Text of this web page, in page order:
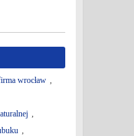
wrocław ,
,
,